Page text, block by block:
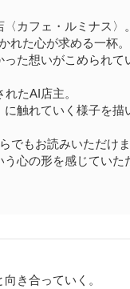
カフェ・ルミナス〉。
れた心が求める一杯。
た想いがこめられて
たAI店主。
触れていく様子を描
でもお読みいただけま
心の形を感じていた
き合っていく。